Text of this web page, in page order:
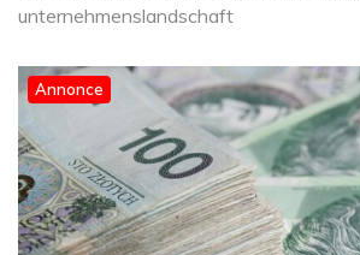
unternehmenslandschaft
Annonce